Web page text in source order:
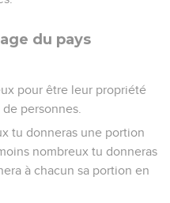
du pays
pour être leur propriété
personnes.
tu donneras une portion
nombreux tu donneras
à chacun sa portion en